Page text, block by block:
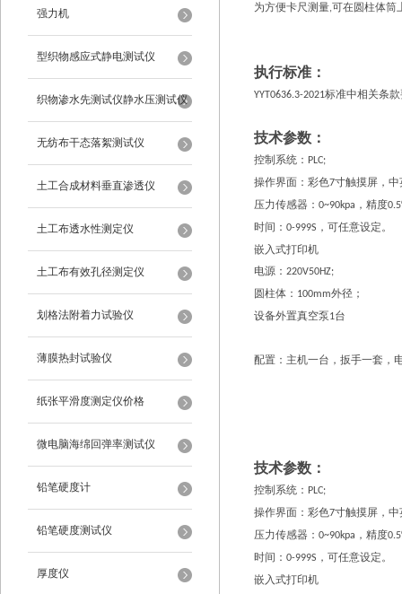
强力机
型织物感应式静电测试仪
织物渗水先测试仪静水压测试仪
无纺布干态落絮测试仪
土工合成材料垂直渗透仪
土工布透水性测定仪
土工布有效孔径测定仪
划格法附着力试验仪
薄膜热封试验仪
纸张平滑度测定仪价格
微电脑海绵回弹率测试仪
铅笔硬度计
铅笔硬度测试仪
厚度仪
为方便卡尺测量,可在圆柱体筒
执行标准：
YYT0636.3-2021标准中相关条
技术参数：
控制系统： PLC;
操作界面：彩色7寸触摸屏，
压力传感器： 0~90kpa ，精度
时间： 0-999S ，可任意设定。
嵌入式打印机
电源： 220V50HZ;
圆柱体： 100mm外径；
设备外置真空泵1台
配置：主机一台，扳手一套，
技术参数：
控制系统： PLC;
操作界面：彩色7寸触摸屏，
压力传感器： 0~90kpa ，精度
时间： 0-999S ，可任意设定。
嵌入式打印机